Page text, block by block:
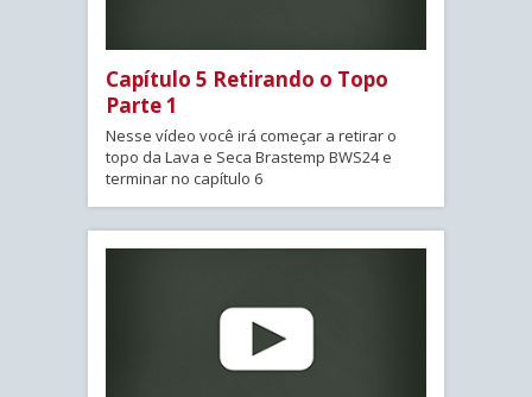
Capítulo 5 Retirando o Topo
Parte 1
Nesse vídeo você irá começar a retirar o
topo da Lava e Seca Brastemp BWS24 e
terminar no capítulo 6